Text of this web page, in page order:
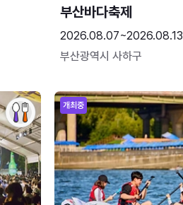
부산바다축제
2026.08.07~2026.08.13
부산광역시 사하구
개최중